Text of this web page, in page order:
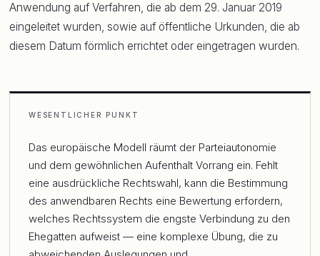
Anwendung auf Verfahren, die ab dem 29. Januar 2019
eingeleitet wurden, sowie auf öffentliche Urkunden, die ab
diesem Datum förmlich errichtet oder eingetragen wurden.
WESENTLICHER PUNKT
Das europäische Modell räumt der Parteiautonomie
und dem gewöhnlichen Aufenthalt Vorrang ein. Fehlt
eine ausdrückliche Rechtswahl, kann die Bestimmung
des anwendbaren Rechts eine Bewertung erfordern,
welches Rechtssystem die engste Verbindung zu den
Ehegatten aufweist — eine komplexe Übung, die zu